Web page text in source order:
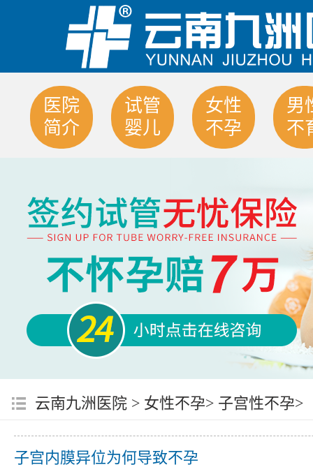
医院
简介
试管
婴儿
女性
不孕
男
不
云南九洲医院 > 女性不孕> 子宫性不孕>
子宫内膜异位为何导致不孕